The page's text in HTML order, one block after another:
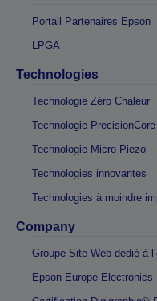
Portail Partenaires Epson
LPGA
Technologies
Technologie Zéro Chaleur
Technologie PrecisionCore
Technologie Micro Piezo
Technologies innovantes
Technologies à moindre
Company
Groupe Site Web dédié à
Epson Europe Electronics